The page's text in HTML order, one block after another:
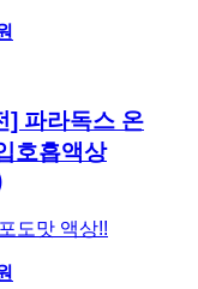
] 파라독스 온
호흡액상
도맛 액상!!